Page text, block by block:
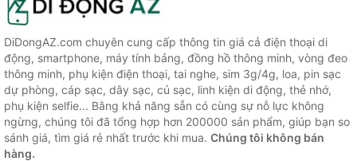
DiDongAZ.com chuyên cung cấp thông tin giá cả điện thoại di
động, smartphone, máy tính bảng, đồng hồ thông minh, vòng đeo
thông minh, phụ kiện điện thoại, tai nghe, sim 3g/4g, loa, pin sạc
dự phòng, cáp sạc, dây sạc, củ sạc, linh kiện di động, thẻ nhớ,
phụ kiện selfie... Bằng khả năng sẵn có cùng sự nỗ lực không
ngừng, chúng tôi đã tổng hợp hơn 200000 sản phẩm, giúp bạn so
sánh giá, tìm giá rẻ nhất trước khi mua. Chúng tôi không bán
hàng.